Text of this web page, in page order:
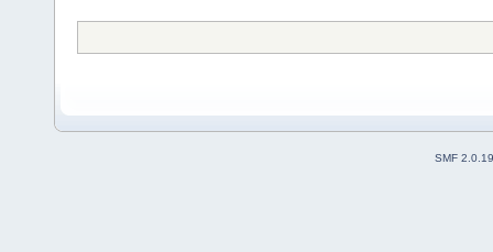
SMF 2.0.19